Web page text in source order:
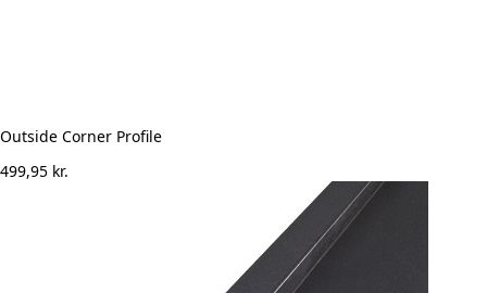
Outside Corner Profile
499,95 kr.